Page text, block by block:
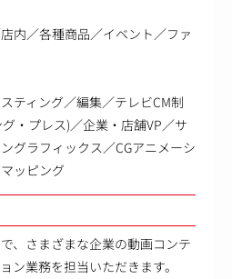
内／各種商品／イベント／ファ
ティング／編集／テレビCM制
・プレス)／企業・店舗VP／サ
グラフィックス／CGアニメーシ
ッピング
、さまざまな企業の動画コンテ
ン業務を担当いただきます。